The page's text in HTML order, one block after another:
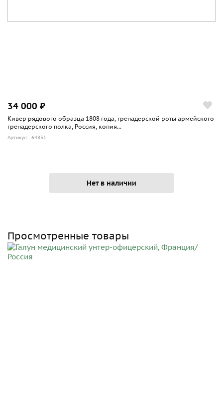
34 000 ₽
Кивер рядового образца 1808 года, гренадерской роты армейского
гренадерского полка, Россия, копия...
Артикул: 64831
Нет в наличии
Просмотренные товары